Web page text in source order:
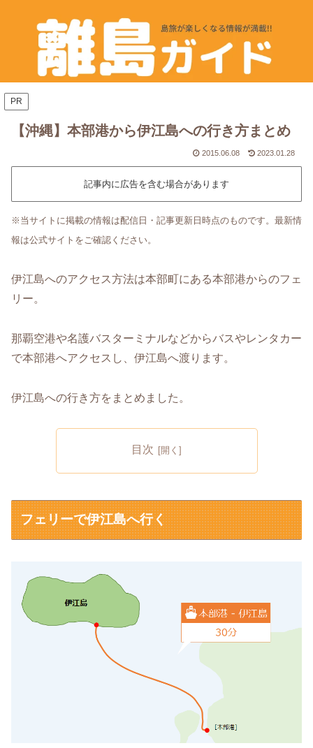
PR
【沖縄】本部港から伊江島への行き方まとめ
2015.06.08 2023.01.28
記事内に広告を含む場合があります
※当サイトに掲載の情報は配信日・記事更新日時点のものです。最新情
報は公式サイトをご確認ください。
伊江島へのアクセス方法は本部町にある本部港からのフェ
リー。
那覇空港や名護バスターミナルなどからバスやレンタカー
で本部港へアクセスし、伊江島へ渡ります。
伊江島への行き方をまとめました。
目次
フェリーで伊江島へ行く